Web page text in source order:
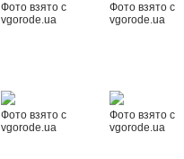
Фото взято с
vgorode.ua
Фото взято с
vgorode.ua
Фото взято с
vgorode.ua
Фото взято с
vgorode.ua